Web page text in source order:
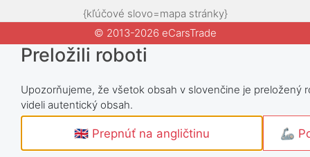
{kľúčové slovo=mapa stránky}
© 2013-2026 eCarsTrade
Preložili roboti
Upozorňujeme, že všetok obsah v slovenčine je preložený
videli autentický obsah.
🇬🇧 Prepnúť na angličtinu 🦾